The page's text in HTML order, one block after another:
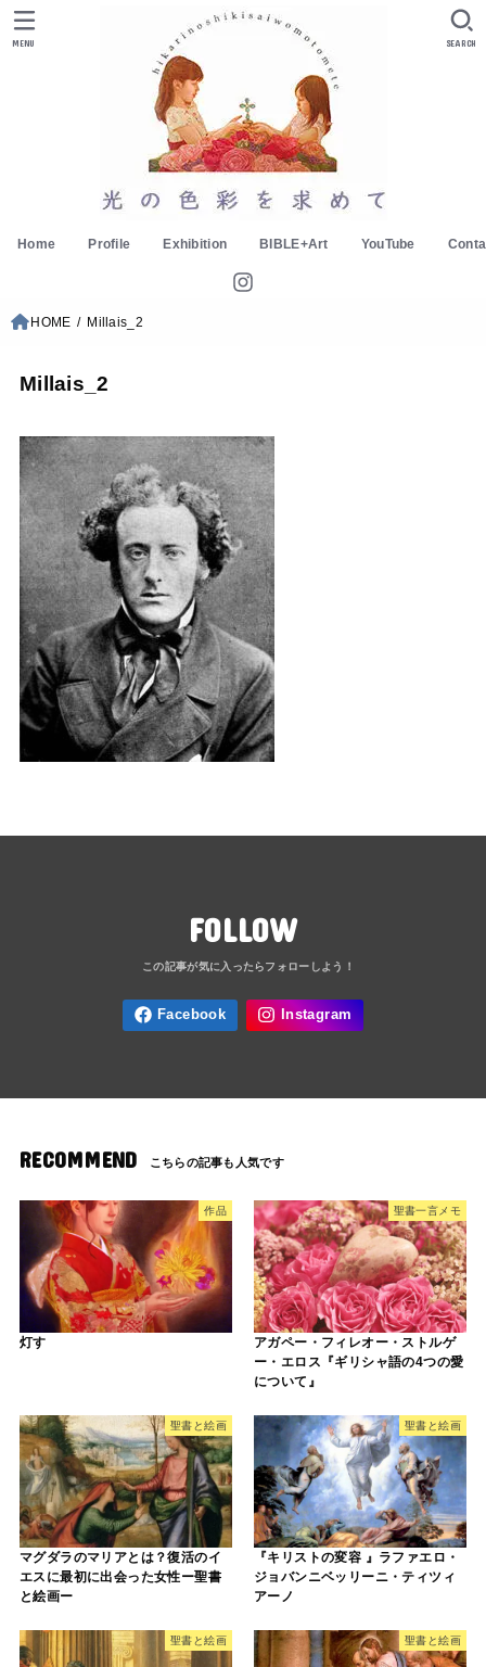
Home Profile Exhibition BIBLE+Art YouTube
SEARCH
MENU
HOME Millais_2
Millais_2
FOLLOW
RECOMMEND
作品
灯す
聖書一言メモ
アガペー・フィレオー・ストルゲ
ー・エロス『ギリシャ語の4つの愛
について』
聖書と絵画
マグダラのマリアとは？復活のイ
エスに最初に出会った女性ー聖書
と絵画ー
聖書と絵画
『キリストの変容 』ラファエロ・
ジョバンニベッリーニ・ティツィ
アーノ
聖書と絵画 聖書と絵画